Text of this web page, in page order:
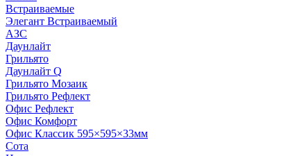
Встраиваемые
Элегант Встраиваемый
АЗС
Даунлайт
Грильято
Даунлайт Q
Грильято Мозаик
Грильято Рефлект
Офис Рефлект
Офис Комфорт
Офис Классик 595×595×33мм
Сота